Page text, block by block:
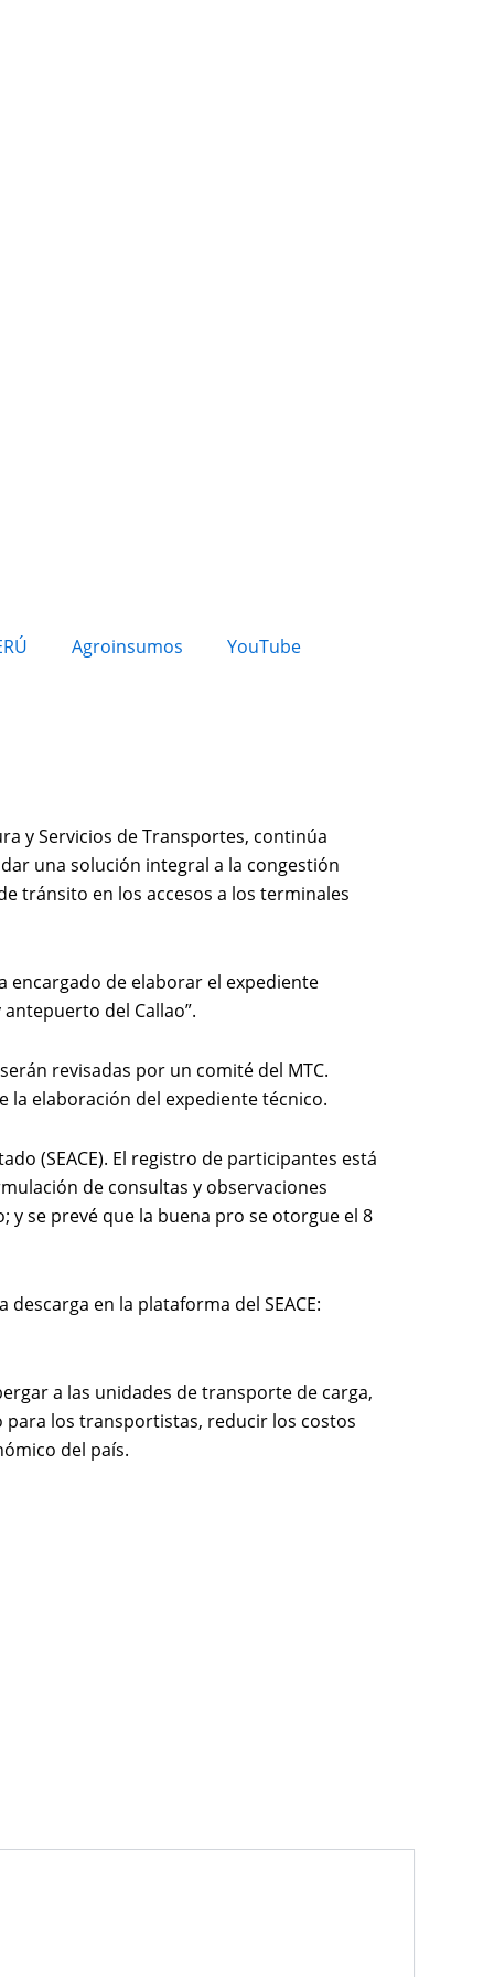
Agroinsumos YouTube
y Servicios de Transportes, continúa
una solución integral a la congestión
tránsito en los accesos a los terminales
encargado de elaborar el expediente
del Callao”.
revisadas por un comité del MTC.
la elaboración del expediente técnico.
(SEACE). El registro de participantes está
de consultas y observaciones
y se prevé que la buena pro se otorgue el 8
en la plataforma del SEACE:
a las unidades de transporte de carga,
los transportistas, reducir los costos
del país.